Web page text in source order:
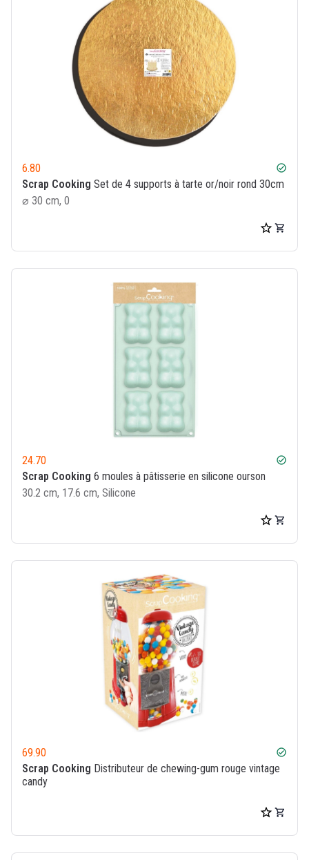
6.80 check_circle
Scrap Cooking Set de 4 supports à tarte or/noir rond 30cm
⌀ 30 cm, 0
24.70 check_circle
Scrap Cooking 6 moules à pâtisserie en silicone ourson
30.2 cm, 17.6 cm, Silicone
69.90 check_circle
Scrap Cooking Distributeur de chewing-gum rouge vintage
candy